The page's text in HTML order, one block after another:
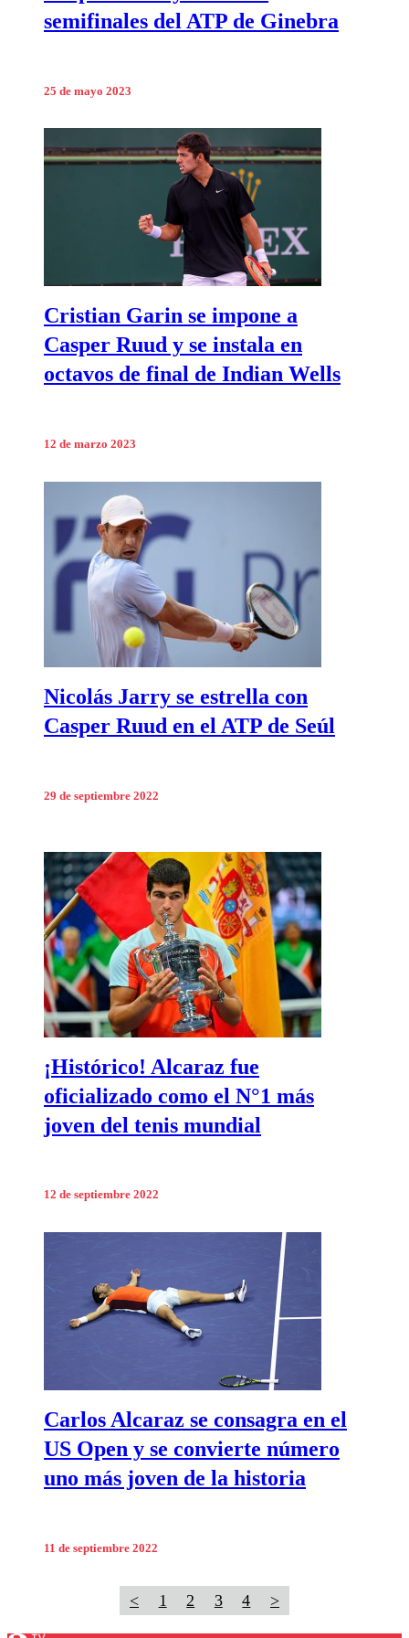
semifinales del ATP de Ginebra
25 de mayo 2023
Cristian Garin se impone a
Casper Ruud y se instala en
octavos de final de Indian Wells
12 de marzo 2023
Nicolás Jarry se estrella con
Casper Ruud en el ATP de Seúl
29 de septiembre 2022
¡Histórico! Alcaraz fue
oficializado como el N°1 más
joven del tenis mundial
12 de septiembre 2022
Carlos Alcaraz se consagra en el
US Open y se convierte número
uno más joven de la historia
11 de septiembre 2022
< 1 2 3 4 >